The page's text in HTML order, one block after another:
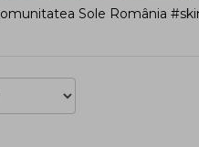
Sole România